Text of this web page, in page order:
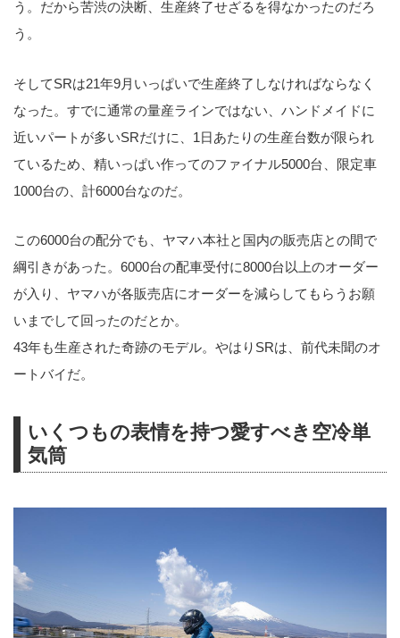
う。だから苦渋の決断、生産終了せざるを得なかったのだろ
う。
そしてSRは21年9月いっぱいで生産終了しなければならなく
なった。すでに通常の量産ラインではない、ハンドメイドに
近いパートが多いSRだけに、1日あたりの生産台数が限られ
ているため、精いっぱい作ってのファイナル5000台、限定車
1000台の、計6000台なのだ。
この6000台の配分でも、ヤマハ本社と国内の販売店との間で
綱引きがあった。6000台の配車受付に8000台以上のオーダー
が入り、ヤマハが各販売店にオーダーを減らしてもらうお願
いまでして回ったのだとか。
43年も生産された奇跡のモデル。やはりSRは、前代未聞のオ
ートバイだ。
いくつもの表情を持つ愛すべき空冷単
気筒